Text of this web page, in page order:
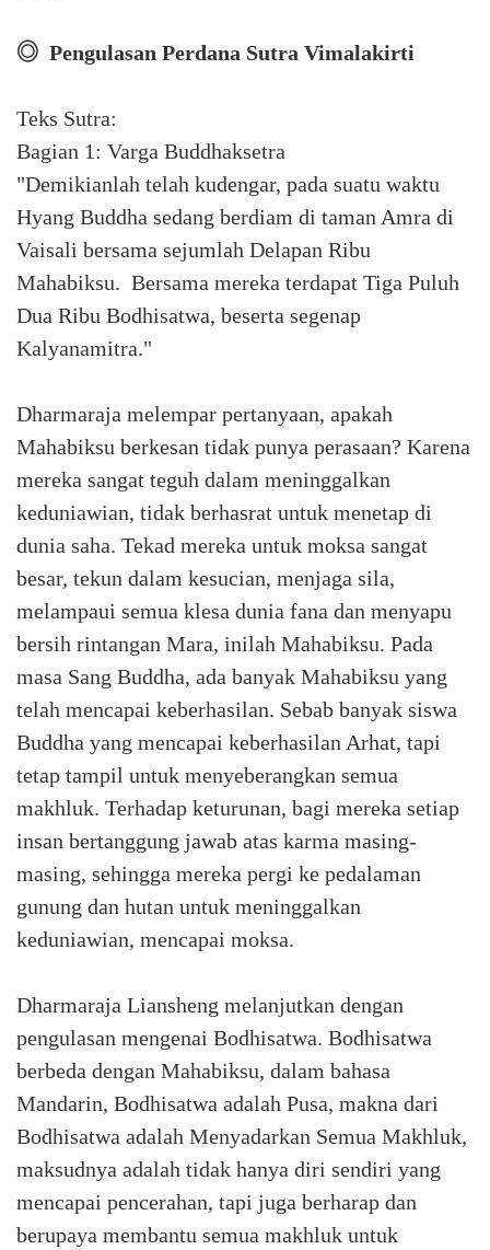
◎ Pengulasan Perdana Sutra Vimalakirti
Teks Sutra:
Bagian 1: Varga Buddhaksetra
"Demikianlah telah kudengar, pada suatu waktu
Hyang Buddha sedang berdiam di taman Amra di
Vaisali bersama sejumlah Delapan Ribu
Mahabiksu. Bersama mereka terdapat Tiga Puluh
Dua Ribu Bodhisatwa, beserta segenap
Kalyanamitra."
Dharmaraja melempar pertanyaan, apakah
Mahabiksu berkesan tidak punya perasaan? Karena
mereka sangat teguh dalam meninggalkan
keduniawian, tidak berhasrat untuk menetap di
dunia saha. Tekad mereka untuk moksa sangat
besar, tekun dalam kesucian, menjaga sila,
melampaui semua klesa dunia fana dan menyapu
bersih rintangan Mara, inilah Mahabiksu. Pada
masa Sang Buddha, ada banyak Mahabiksu yang
telah mencapai keberhasilan. Sebab banyak siswa
Buddha yang mencapai keberhasilan Arhat, tapi
tetap tampil untuk menyeberangkan semua
makhluk. Terhadap keturunan, bagi mereka setiap
insan bertanggung jawab atas karma masing-
masing, sehingga mereka pergi ke pedalaman
gunung dan hutan untuk meninggalkan
keduniawian, mencapai moksa.
Dharmaraja Liansheng melanjutkan dengan
pengulasan mengenai Bodhisatwa. Bodhisatwa
berbeda dengan Mahabiksu, dalam bahasa
Mandarin, Bodhisatwa adalah Pusa, makna dari
Bodhisatwa adalah Menyadarkan Semua Makhluk,
maksudnya adalah tidak hanya diri sendiri yang
mencapai pencerahan, tapi juga berharap dan
berupaya membantu semua makhluk untuk